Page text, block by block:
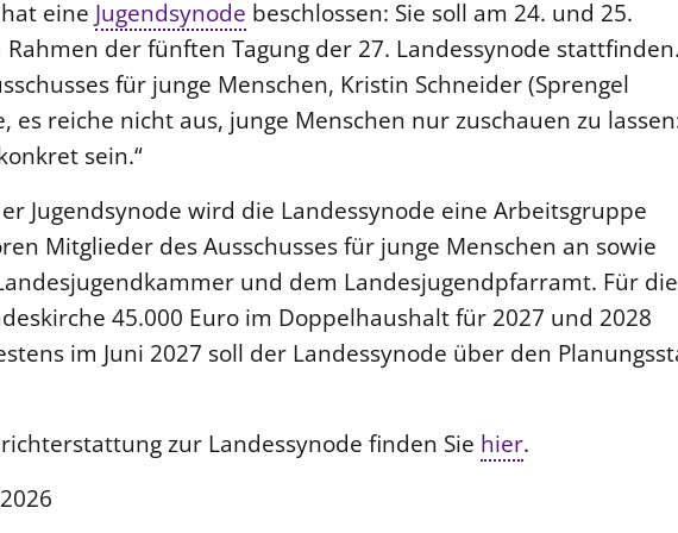
eine Jugendsynode beschlossen: Sie soll am 24. und 25.
der fünften Tagung der 27. Landessynode
für junge Menschen, Kristin Schneider (Sprengel
es reiche nicht aus, junge Menschen nur zuschauen zu
sein.“
Jugendsynode wird die Landessynode eine Arbeitsgruppe
Mitglieder des Ausschusses für junge Menschen an sowie
und dem Landesjugendpfarramt. Für die
45.000 Euro im Doppelhaushalt für 2027 und 2028
im Juni 2027 soll der Landessynode über den
zur Landessynode finden Sie hier.